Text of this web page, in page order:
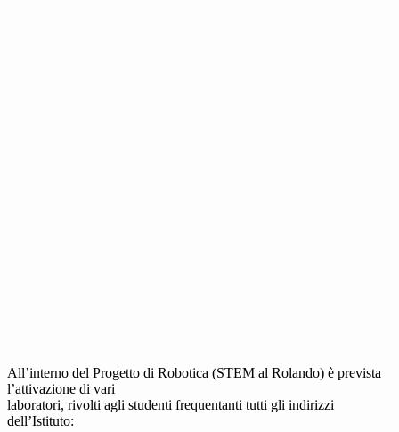
All’interno del Progetto di Robotica (STEM al Rolando) è prevista
l’attivazione di vari
laboratori, rivolti agli studenti frequentanti tutti gli indirizzi
dell’Istituto: